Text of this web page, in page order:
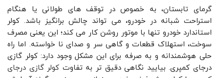
گرمای تابستان، به‌ خصوص در توقف‌ های طولانی یا هنگام
استراحت شبانه در خودرو، می ‌تواند چالش ‌برانگیز باشد. کولر
استاندارد خودرو تنها با موتور روشن کار می‌ کند؛ این یعنی مصرف
سوخت، استهلاک قطعات و گاهی سر و صدای نا خواسته. اما راه
‌حلی هوشمندانه و به‌ صرفه برای این مشکل وجود دارد: کولر گازی
درجای کمپری. بیایید نگاهی دقیق ‌تر به تفاوت کولر گازی درجای